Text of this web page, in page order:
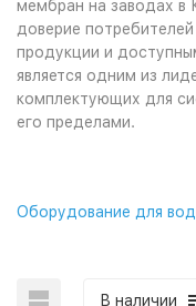
мембран на заводах в
доверие
продукции и
является одним из
комплектующих для
его пределами.
Оборудование для
В наличии